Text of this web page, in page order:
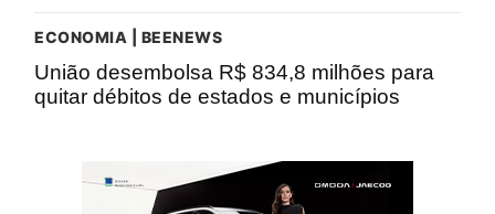
ECONOMIA | BEENEWS
União desembolsa R$ 834,8 milhões para
quitar débitos de estados e municípios